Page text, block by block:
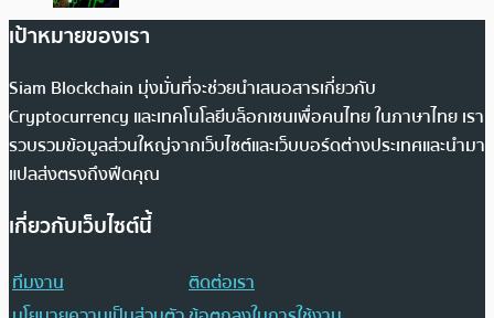
เป้าหมายของเรา
Siam Blockchain มุ่งมั่นที่จะช่วยนำเสนอสารเกี่ยวกับ
Cryptocurrency และเทคโนโลยีบล็อกเชนเพื่อคนไทย ในภาษาไทย เรา
รวบรวมข้อมูลส่วนใหญ่จากเว็บไซต์และเว็บบอร์ดต่างประเทศและนำมา
แปลส่งตรงถึงฟีดคุณ
เกี่ยวกับเว็บไซต์นี้
ทีมงาน
ติดต่อเรา